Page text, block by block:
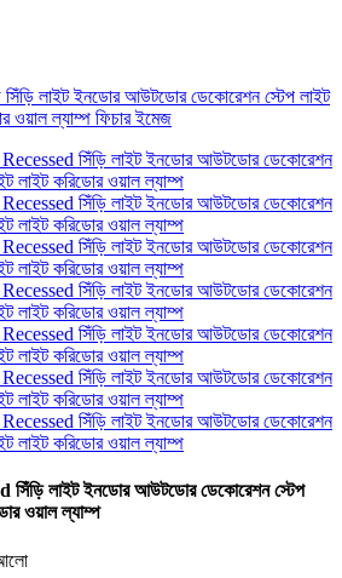
সিঁড়ি লাইট ইনডোর আউটডোর ডেকোরেশন স্টেপ
ওয়াল ল্যাম্প